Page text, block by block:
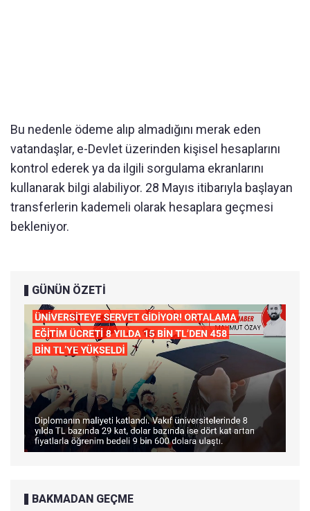
Bu nedenle ödeme alıp almadığını merak eden
vatandaşlar, e-Devlet üzerinden kişisel hesaplarını
kontrol ederek ya da ilgili sorgulama ekranlarını
kullanarak bilgi alabiliyor. 28 Mayıs itibarıyla başlayan
transferlerin kademeli olarak hesaplara geçmesi
bekleniyor.
GÜNÜN ÖZETİ
BAKMADAN GEÇME